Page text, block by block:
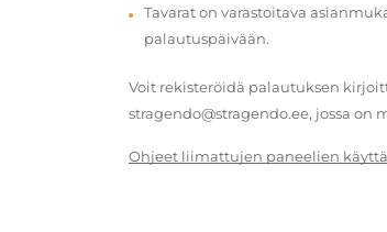
Tavarat on varastoitava
palautuspäivään.
Voit rekisteröidä palautuksen
stragendo@stragendo.ee, jossa on
Ohjeet liimattujen paneelien